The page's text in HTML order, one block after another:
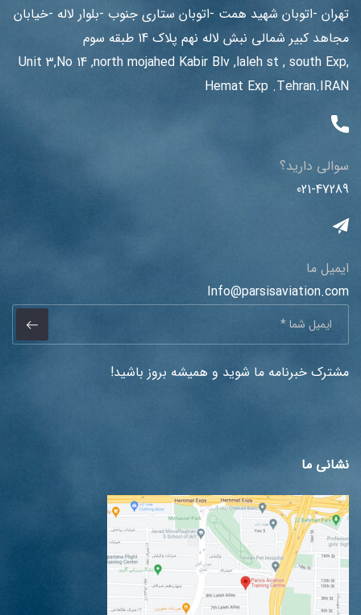
تهران -اتوبان شهید همت -اتوبان ستاری جنوب -بلوار لاله -خیابان
مجاهد کبیر شمالی نبش لاله نهم پلاک 14 طبقه سوم
Unit 3,No 14 ,north mojahed Kabir Blv ,laleh st , south Exp,
Hemat Exp .Tehran.IRAN
سوالی دارید؟
021-47289
ایمیل ما
Info@parsisaviation.com
مشترک خبرنامه ما شوید و همیشه بروز باشید!
نشانی ما